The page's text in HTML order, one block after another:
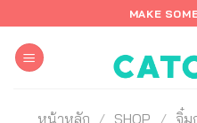
ไป
เนื้อหา
MAKE
หน้าหลัก / SHOP / จิ๋ม